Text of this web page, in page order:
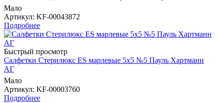
Мало
Артикул: KF-00043872
Подробнее
Быстрый просмотр
Салфетки Стерилюкс ES марлевые 5х5 №5 Пауль Хартманн
AГ
Мало
Артикул: KF-00003760
Подробнее